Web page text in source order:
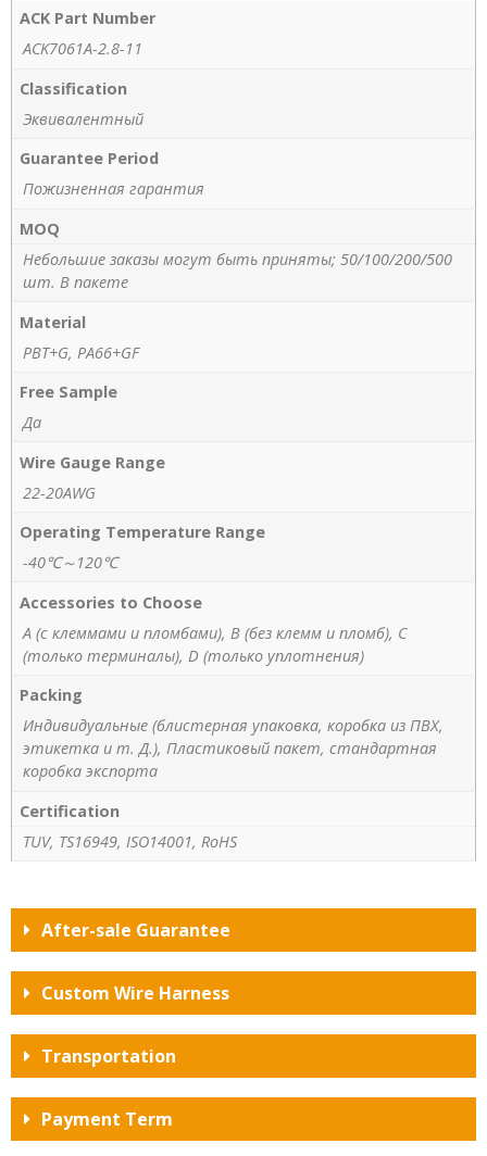
ACK Part Number
ACK7061A-2.8-11
Classification
Эквивалентный
Guarantee Period
Пожизненная гарантия
MOQ
Небольшие заказы могут быть приняты; 50/100/200/500
шт. В пакете
Material
PBT+G, PA66+GF
Free Sample
Да
Wire Gauge Range
22-20AWG
Operating Temperature Range
-40℃～120℃
Accessories to Choose
A (с клеммами и пломбами), B (без клемм и пломб), C
(только терминалы), D (только уплотнения)
Packing
Индивидуальные (блистерная упаковка, коробка из ПВХ,
этикетка и т. Д.), Пластиковый пакет, стандартная
коробка экспорта
Certification
TUV, TS16949, ISO14001, RoHS
After-sale Guarantee
Custom Wire Harness
Transportation
Payment Term